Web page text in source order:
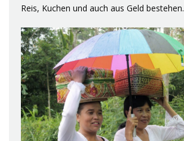
Reis, Kuchen und auch aus Geld bestehen.